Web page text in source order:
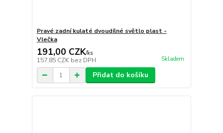
Pravé zadní kulaté dvoudílné světlo plast -
Vlečka
191,00 CZK/ks
157,85 CZK bez DPH Skladem
Přidat do košíku